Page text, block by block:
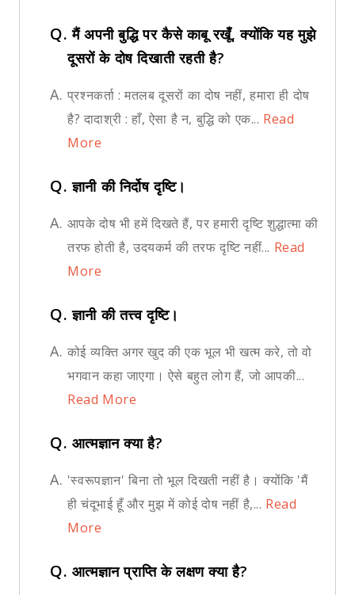
Q.मैं अपनी बुद्धि पर कैसे काबू रखूँ, क्योंकि यह मुझे
दूसरों के दोष दिखाती रहती है?
A. प्रश्नकर्ता : मतलब दूसरों का दोष नहीं, हमारा ही दोष
है? दादाश्री : हाँ, ऐसा है न, बुद्धि को एक... Read
More
Q.ज्ञानी की निर्दोष दृष्टि।
A. आपके दोष भी हमें दिखते हैं, पर हमारी दृष्टि शुद्धात्मा की
तरफ होती है, उदयकर्म की तरफ दृष्टि नहीं... Read
More
Q.ज्ञानी की तत्त्व दृष्टि।
A. कोई व्यक्ति अगर खुद की एक भूल भी खत्म करे, तो वो
भगवान कहा जाएगा। ऐसे बहुत लोग हैं, जो आपकी...
Read More
Q. आत्मज्ञान क्या है?
A. 'स्वरूपज्ञान' बिना तो भूल दिखती नहीं है। क्योंकि 'मैं
ही चंदूभाई हूँ और मुझ में कोई दोष नहीं है,... Read
More
Q. आत्मज्ञान प्राप्ति के लक्षण क्या है?